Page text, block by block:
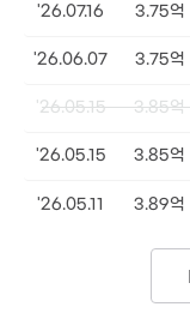
'26.07.16 3.75억
'26.06.07 3.75억
'26.05.15 3.85억
'26.05.15 3.85억
'26.05.11 3.89억